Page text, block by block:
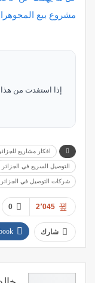
مشروع بيع
إذا استفدت من
افكار مشاريع
التوصيل السريع في الجزائر
شركات التوصيل في الجزائر
0 2٬045
شارك